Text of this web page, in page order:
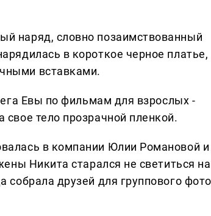
наряд, словно позаимствованный
в короткое черное платье,
вставками.
Евы по фильмам для взрослых -
тело прозрачной пленкой.
в компании Юлии Романовой и
Никита старался не светиться на
собрала друзей для группового